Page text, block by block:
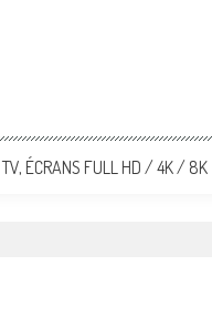
TV, ÉCRANS FULL HD / 4K / 8K